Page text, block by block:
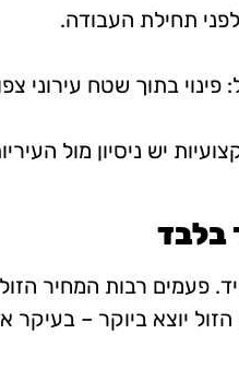
תחילת העבודה.
בתוך שטח עירוני
יש ניסיון מול
פעמים רבות המחיר
הזול יוצא ביוקר –